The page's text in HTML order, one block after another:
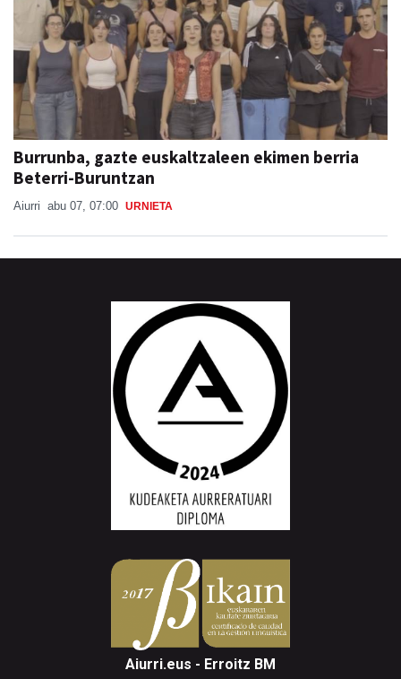
Burrunba, gazte euskaltzaleen ekimen berria
Beterri-Buruntzan
Aiurri abu 07, 07:00 URNIETA
Aiurri.eus - Erroitz BM